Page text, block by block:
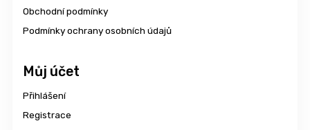
Obchodní podmínky
Podmínky ochrany osobních údajů
Můj účet
Přihlášení
Registrace